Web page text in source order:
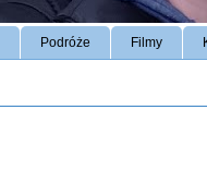
Podróże Filmy